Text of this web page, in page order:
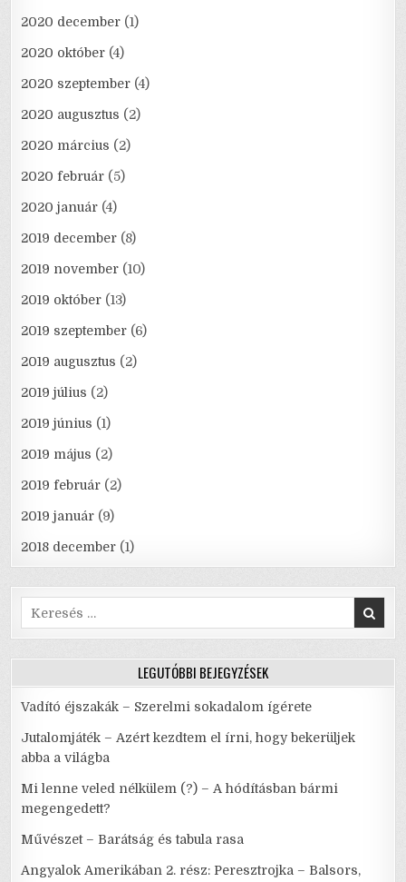
2020 december (1)
2020 október (4)
2020 szeptember (4)
2020 augusztus (2)
2020 március (2)
2020 február (5)
2020 január (4)
2019 december (8)
2019 november (10)
2019 október (13)
2019 szeptember (6)
2019 augusztus (2)
2019 július (2)
2019 június (1)
2019 május (2)
2019 február (2)
2019 január (9)
2018 december (1)
Search
for:
LEGUTÓBBI BEJEGYZÉSEK
Vadító éjszakák – Szerelmi sokadalom ígérete
Jutalomjáték – Azért kezdtem el írni, hogy bekerüljek
abba a világba
Mi lenne veled nélkülem (?) – A hódításban bármi
megengedett?
Művészet – Barátság és tabula rasa
Angyalok Amerikában 2. rész: Peresztrojka – Balsors,